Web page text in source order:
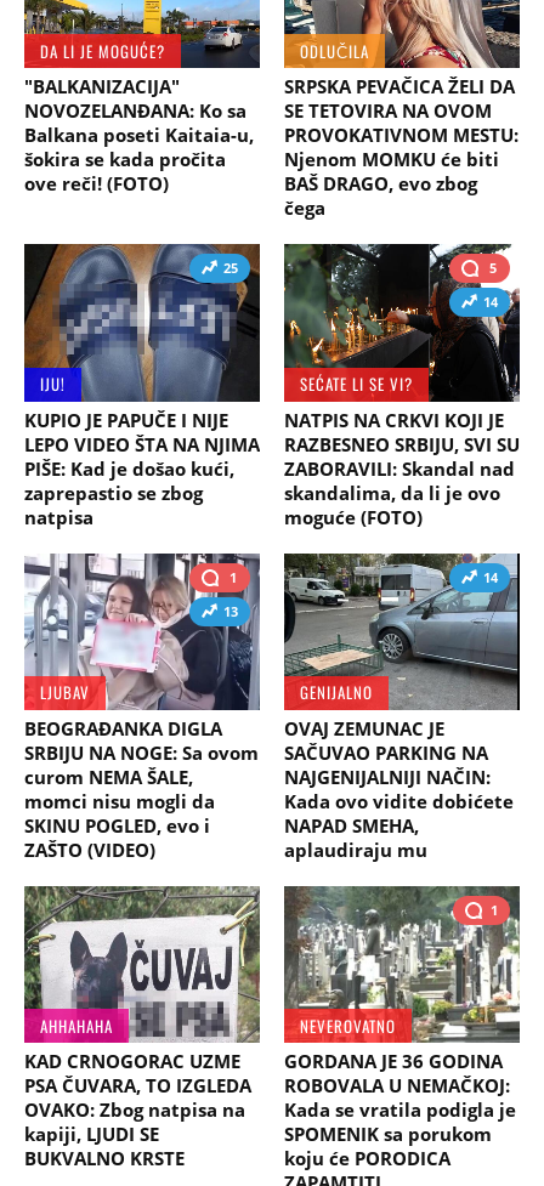
DA LI JE MOGUĆE?
"BALKANIZACIJA"
NOVOZELANĐANA: Ko sa
Balkana poseti Kaitaia-u,
šokira se kada pročita
ove reči! (FOTO)
ODLUČILA
SRPSKA PEVAČICA ŽELI DA
SE TETOVIRA NA OVOM
PROVOKATIVNOM MESTU:
Njenom MOMKU će biti
BAŠ DRAGO, evo zbog
čega
25
IJU!
KUPIO JE PAPUČE I NIJE
LEPO VIDEO ŠTA NA NJIMA
PIŠE: Kad je došao kući,
zaprepastio se zbog
natpisa
5
14
SEĆATE LI SE VI?
NATPIS NA CRKVI KOJI JE
RAZBESNEO SRBIJU, SVI SU
ZABORAVILI: Skandal nad
skandalima, da li je ovo
moguće (FOTO)
1
13
LJUBAV
BEOGRAĐANKA DIGLA
SRBIJU NA NOGE: Sa ovom
curom NEMA ŠALE,
momci nisu mogli da
SKINU POGLED, evo i
ZAŠTO (VIDEO)
14
GENIJALNO
OVAJ ZEMUNAC JE
SAČUVAO PARKING NA
NAJGENIJALNIJI NAČIN:
Kada ovo vidite dobićete
NAPAD SMEHA,
aplaudiraju mu
AHHAHAHA
KAD CRNOGORAC UZME
PSA ČUVARA, TO IZGLEDA
OVAKO: Zbog natpisa na
kapiji, LJUDI SE
BUKVALNO KRSTE
1
NEVEROVATNO
GORDANA JE 36 GODINA
ROBOVALA U NEMAČKOJ:
Kada se vratila podigla je
SPOMENIK sa porukom
koju će PORODICA